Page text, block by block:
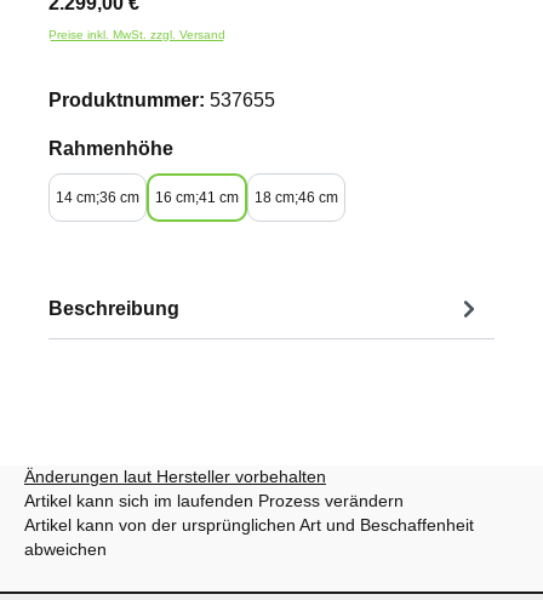
Preise inkl. MwSt. zzgl. Versand
Produktnummer: 537655
Rahmenhöheauswählen
14 cm;36 cm 16 cm;41 cm 18 cm;46 cm
Beschreibung
Änderungen laut Hersteller vorbehalten
Artikel kann sich im laufenden Prozess verändern
Artikel kann von der ursprünglichen Art und Beschaffenheit
abweichen